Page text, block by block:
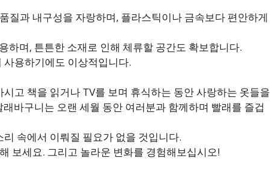
질과 내구성을 자랑하며, 플라스틱이나 금속보다 편안하게
하며, 튼튼한 소재로 인해 체류할 공간도 확보합니다.
용하기에도 이상적입니다.
고 책을 읽거나 TV를 보며 휴식하는 동안 사랑하는 옷들을
바구니는 오랜 세월 동안 여러분과 함께하며 빨래를 즐겁
속에서 이뤄질 필요가 없을 것입니다.
보세요. 그리고 놀라운 변화를 경험해보십시오!